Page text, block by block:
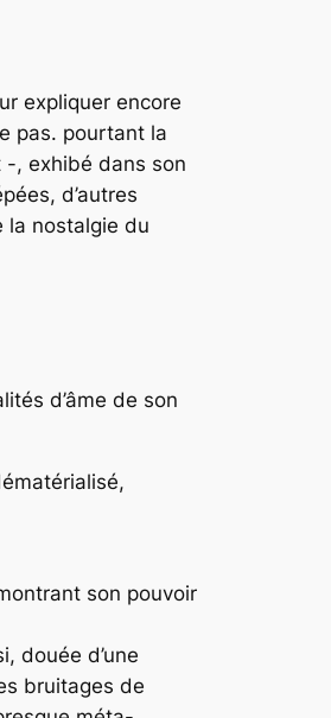
expliquer encore
pas. pourtant la
-, exhibé dans son
d’autres
la nostalgie du
d’âme de son
son pouvoir
douée d’une
bruitages de